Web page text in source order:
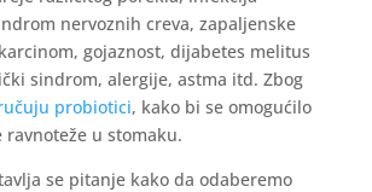
nervoznih creva, zapaljenske
gojaznost, dijabetes melitus
sindrom, alergije, astma itd. Zbog
probiotici, kako bi se omogućilo
ravnoteže u stomaku.
se pitanje kako da odaberemo